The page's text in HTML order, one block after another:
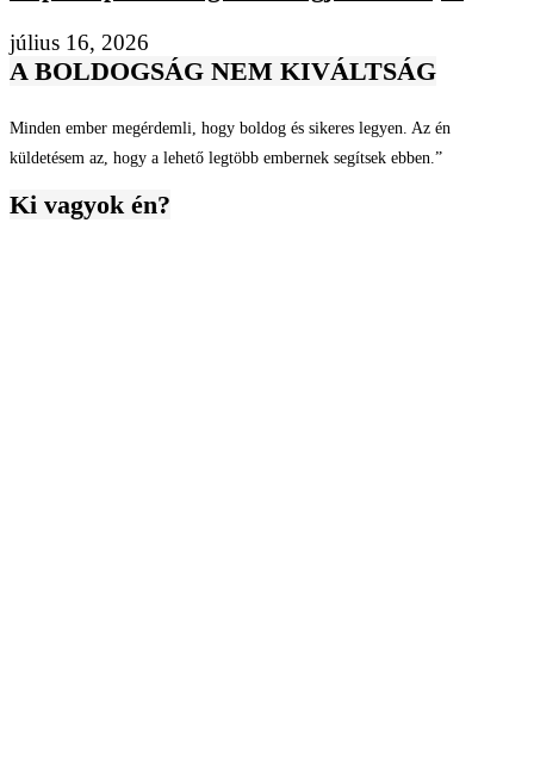
július 16, 2026
A BOLDOGSÁG NEM KIVÁLTSÁG
Minden ember megérdemli, hogy boldog és sikeres legyen. Az én
küldetésem az, hogy a lehető legtöbb embernek segítsek ebben.”
Ki vagyok én?